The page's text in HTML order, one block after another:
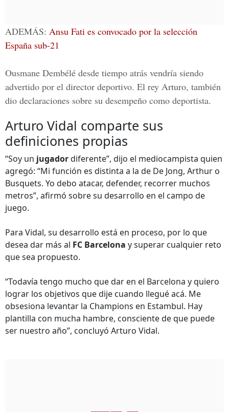
ADEMÁS: Ansu Fati es convocado por la selección
España sub-21
Ousmane Dembélé desde tiempo atrás vendría siendo
advertido por el director deportivo. El rey Arturo, también
dio declaraciones sobre su desempeño como deportista.
Arturo Vidal comparte sus
definiciones propias
“Soy un jugadordiferente”, dijo el mediocampista quien
agregó: “Mi función es distinta a la de De Jong, Arthur o
Busquets. Yo debo atacar, defender, recorrer muchos
metros”, afirmó sobre su desarrollo en el campo de
juego.
Para Vidal, su desarrollo está en proceso, por lo que
desea dar más al FC Barcelona y superar cualquier reto
que sea propuesto.
“Todavía tengo mucho que dar en el Barcelona y quiero
lograr los objetivos que dije cuando llegué acá. Me
obsesiona levantar la Champions en Estambul. Hay
plantilla con mucha hambre, consciente de que puede
ser nuestro año”, concluyó Arturo Vidal.